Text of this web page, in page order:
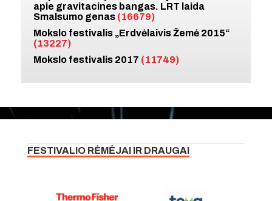
apie gravitacines bangas. LRT laida
Smalsumo genas (16679)
Mokslo festivalis „Erdvėlaivis Žemė 2015“
(13227)
Mokslo festivalis 2017 (11749)
FESTIVALIO RĖMĖJAI IR DRAUGAI